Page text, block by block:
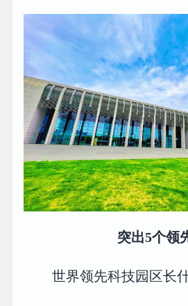
突出5个领
世界领先科技园区长